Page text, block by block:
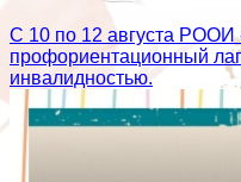
С 10 по 12 августа РООИ
профориентационный
инвалидностью.